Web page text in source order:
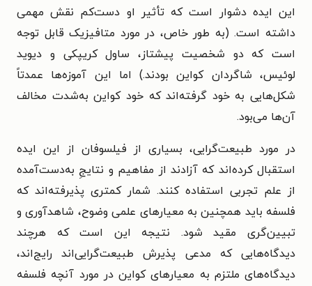
این ایده دشوار است که تأثیر او دست‌کم نقش مهمی
داشته است. (به طور خاص، در مورد متافیزیک قابل توجه
است که دو شخصیت پیشتاز، ساول کریپکی و دیوید
لوئیس، شاگردان کواین بودند.) اما این آموزه‌ها عمدتاً
شکل‌هایی به خود گرفته‌اند که خود کواین به‌شدت مخالف
آن‌ها می‌بود.
در مورد طبیعت‌گرایی، بسیاری از فیلسوفان از این ایده
استقبال کرده‌اند که آزادند از مفاهیم و نتایجِ به‌دست‌آمده
از علم تجربی استفاده کنند. شمار کمتری پذیرفته‌اند که
فلسفه باید همچنین به معیارهای علمی وضوح، شاهدآوری و
تبیین‌گری مقید شود. نتیجه این است که هرچند
دیدگاه‌هایی که مدعی پذیرش طبیعت‌گرایی‌اند رایج‌اند،
دیدگاه‌های ملتزم به معیارهای کواین در مورد آنچه فلسفه